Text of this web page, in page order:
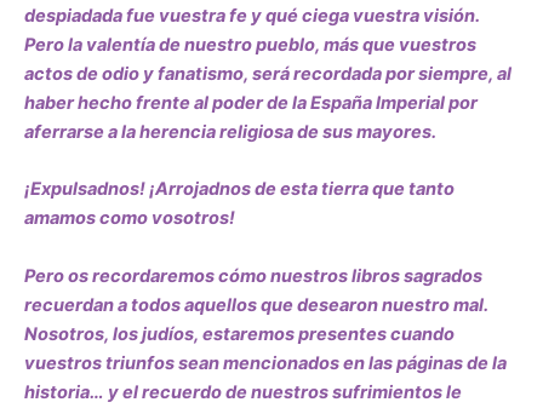
despiadada fue vuestra fe y qué ciega vuestra visión.
Pero la valentía de nuestro pueblo, más que vuestros
actos de odio y fanatismo, será recordada por siempre, al
haber hecho frente al poder de la España Imperial por
aferrarse a la herencia religiosa de sus mayores.
¡Expulsadnos! ¡Arrojadnos de esta tierra que tanto
amamos como vosotros!
Pero os recordaremos cómo nuestros libros sagrados
recuerdan a todos aquellos que desearon nuestro mal.
Nosotros, los judíos, estaremos presentes cuando
vuestros triunfos sean mencionados en las páginas de la
historia… y el recuerdo de nuestros sufrimientos le